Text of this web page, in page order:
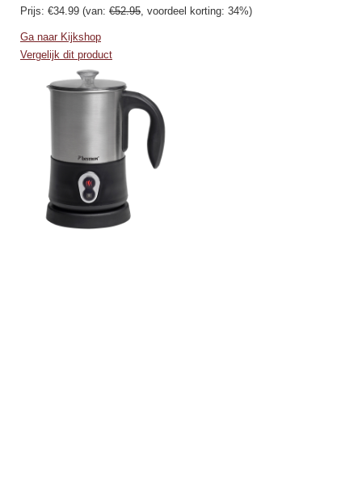
Prijs: €34.99 (van: €52.95, voordeel korting: 34%)
Ga naar Kijkshop
Vergelijk dit product